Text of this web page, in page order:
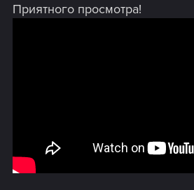
Приятного просмотра!